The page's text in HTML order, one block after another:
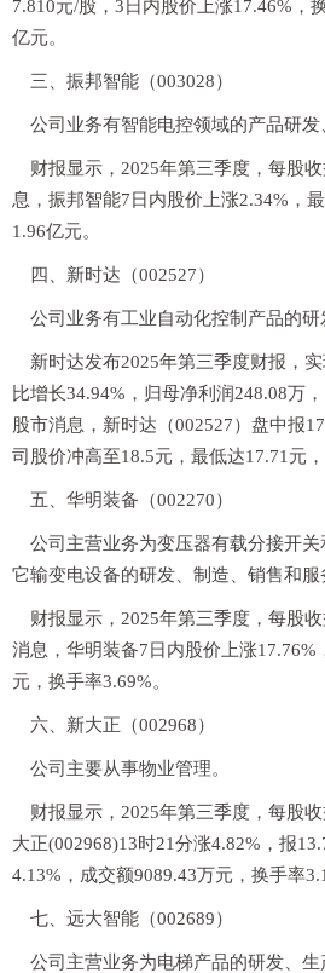
7.810元/股，3日内股价上涨17.46%，
亿元。
三、振邦智能（003028）
公司业务有智能电控领域的产品研发
财报显示，2025年第三季度，每股
息，振邦智能7日内股价上涨2.34%，
1.96亿元。
四、新时达（002527）
公司业务有工业自动化控制产品的研
新时达发布2025年第三季度财报，
比增长34.94%，归母净利润248.08万
股市消息，新时达（002527）盘中报
司股价冲高至18.5元，最低达17.71元，
五、华明装备（002270）
公司主营业务为变压器有载分接开
它输变电设备的研发、制造、销售和服
财报显示，2025年第三季度，每股
消息，华明装备7日内股价上涨17.76%
元，换手率3.69%。
六、新大正（002968）
公司主要从事物业管理。
财报显示，2025年第三季度，每股
大正(002968)13时21分涨4.82%，报
4.13%，成交额9089.43万元，换手率
七、远大智能（002689）
公司主营业务为电梯产品的研发、生